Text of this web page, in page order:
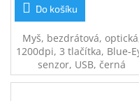
Do košíku
Myš, bezdrátová,
1200dpi, 3 tlačítka, Blue-
senzor, USB, černá